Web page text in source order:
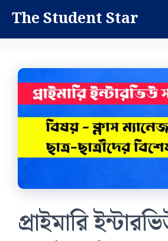
content
The Student Star
প্রাইমারি